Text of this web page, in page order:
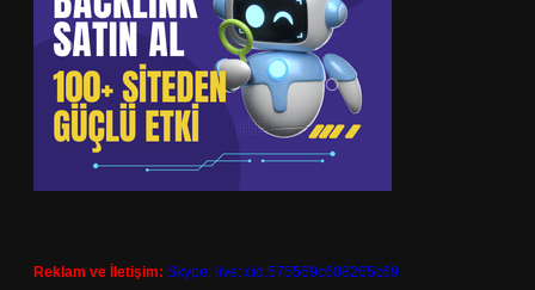
Reklam ve İletişim: Skype: live:.cid.575569c608265c69